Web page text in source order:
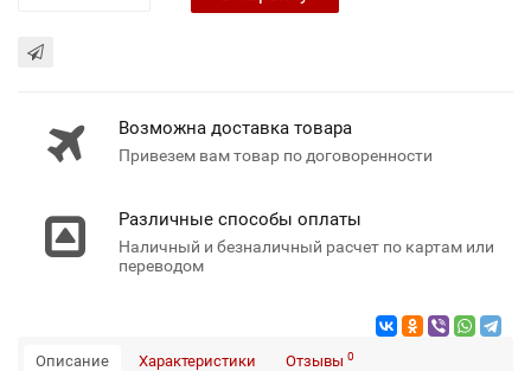
Возможна доставка товара
Привезем вам товар по договоренности
Различные способы оплаты
Наличный и безналичный расчет по картам или
переводом
Описание Характеристики Отзывы 0